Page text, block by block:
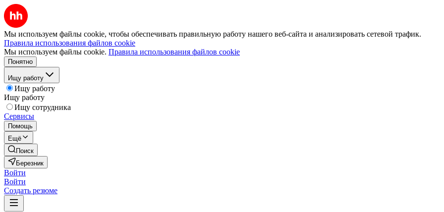
Мы используем файлы cookie, чтобы обеспечивать правильную работу нашего веб-сайта и анализировать сетевой трафик.
Правила использования файлов cookie
Мы используем файлы cookie. Правила использования файлов cookie
Понятно
Ищу работу
Ищу работу
Ищу работу
Ищу сотрудника
Сервисы
Помощь
Ещё
Поиск
Березник
Войти
Войти
Создать резюме